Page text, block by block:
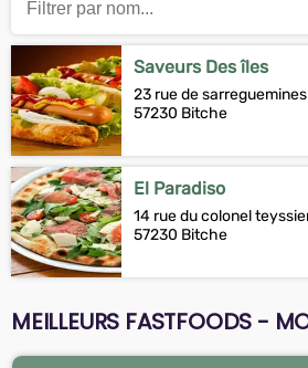
Saveurs Des îles
23 rue de sarreguemines
57230 Bitche
El Paradiso
14 rue du colonel
57230 Bitche
MEILLEURS FASTFOODS -